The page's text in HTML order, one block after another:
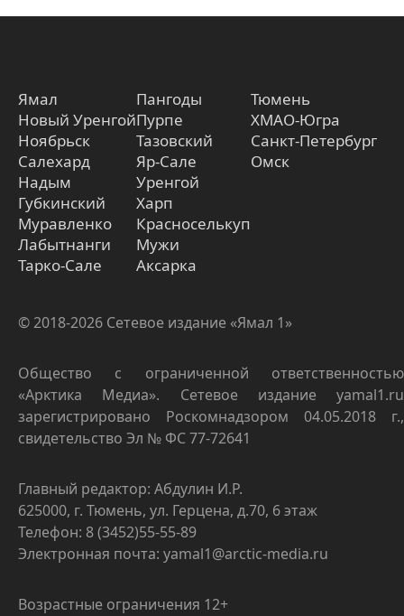
Ямал
Новый Уренгой
Ноябрьск
Салехард
Надым
Губкинский
Муравленко
Лабытнанги
Тарко-Сале
Пангоды
Пурпе
Тазовский
Яр-Сале
Уренгой
Харп
Красноселькуп
Мужи
Аксарка
Тюмень
ХМАО-Югра
Санкт-Петербург
Омск
© 2018-2026 Сетевое издание «Ямал 1»
Общество с ограниченной ответственностью
«Арктика Медиа». Сетевое издание yamal1.ru
зарегистрировано Роскомнадзором 04.05.2018 г.,
свидетельство Эл № ФС 77-72641
Главный редактор: Абдулин И.Р.
625000, г. Тюмень, ул. Герцена, д.70, 6 этаж
Телефон: 8 (3452)55-55-89
Электронная почта: yamal1@arctic-media.ru
Возрастные ограничения 12+